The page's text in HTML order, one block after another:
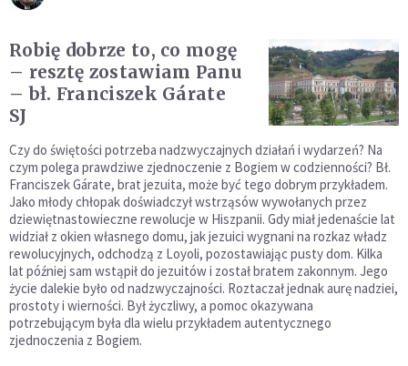
Robię dobrze to, co mogę
– resztę zostawiam Panu
– bł. Franciszek Gárate
SJ
Czy do świętości potrzeba nadzwyczajnych działań i wydarzeń? Na
czym polega prawdziwe zjednoczenie z Bogiem w codzienności? Bł.
Franciszek Gárate, brat jezuita, może być tego dobrym przykładem.
Jako młody chłopak doświadczył wstrząsów wywołanych przez
dziewiętnastowieczne rewolucje w Hiszpanii. Gdy miał jedenaście lat
widział z okien własnego domu, jak jezuici wygnani na rozkaz władz
rewolucyjnych, odchodzą z Loyoli, pozostawiając pusty dom. Kilka
lat później sam wstąpił do jezuitów i został bratem zakonnym. Jego
życie dalekie było od nadzwyczajności. Roztaczał jednak aurę nadziei,
prostoty i wierności. Był życzliwy, a pomoc okazywana
potrzebującym była dla wielu przykładem autentycznego
zjednoczenia z Bogiem.